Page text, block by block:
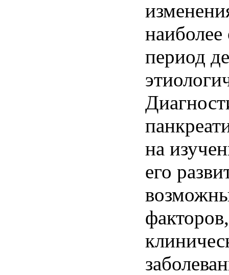
наиболее
период
на
его